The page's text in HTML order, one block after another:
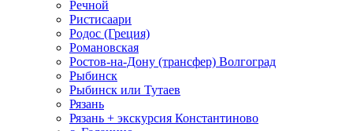
Речной
Ристисаари
Родос (Греция)
Романовская
Ростов-на-Дону (трансфер) Волгоград
Рыбинск
Рыбинск или Тутаев
Рязань
Рязань + экскурсия Константиново